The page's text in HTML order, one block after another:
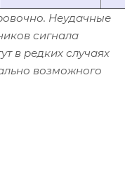
Неудачные
сигнала
в редких случаях
возможного